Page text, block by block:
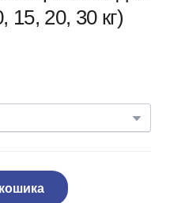
15, 20, 30 кг)